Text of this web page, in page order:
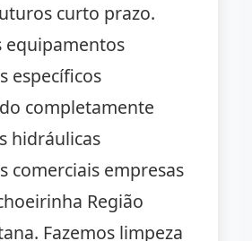
curto prazo.
equipamentos
específicos
completamente
hidráulicas
comerciais empresas
Região
Fazemos limpeza